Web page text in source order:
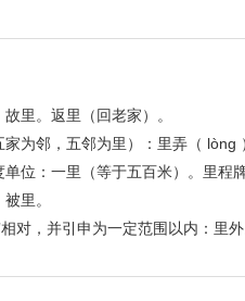
里。返里（回老家）。
家为邻，五邻为里）：里弄（ lòng
单位：一里（等于五百米）。里程牌
里。
相对，并引申为一定范围以内：里